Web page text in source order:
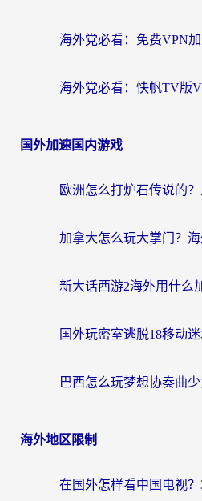
国外加速国内游戏
海外地区限制